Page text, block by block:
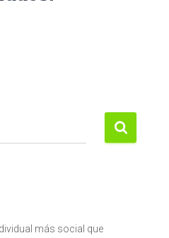
más social que